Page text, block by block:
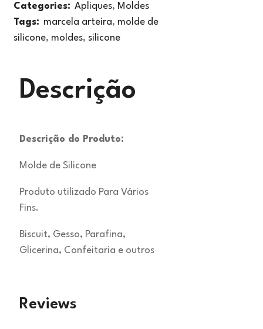
Categories: Apliques, Moldes
Tags: marcela arteira, molde de
silicone, moldes, silicone
Descrição
Descrição do Produto:
Molde de Silicone
Produto utilizado Para Vários
Fins.
Biscuit, Gesso, Parafina,
Glicerina, Confeitaria e outros
Reviews